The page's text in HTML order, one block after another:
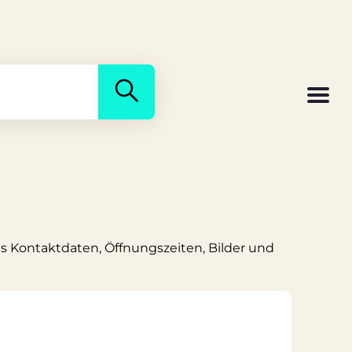
Kontaktdaten, Öffnungszeiten, Bilder und